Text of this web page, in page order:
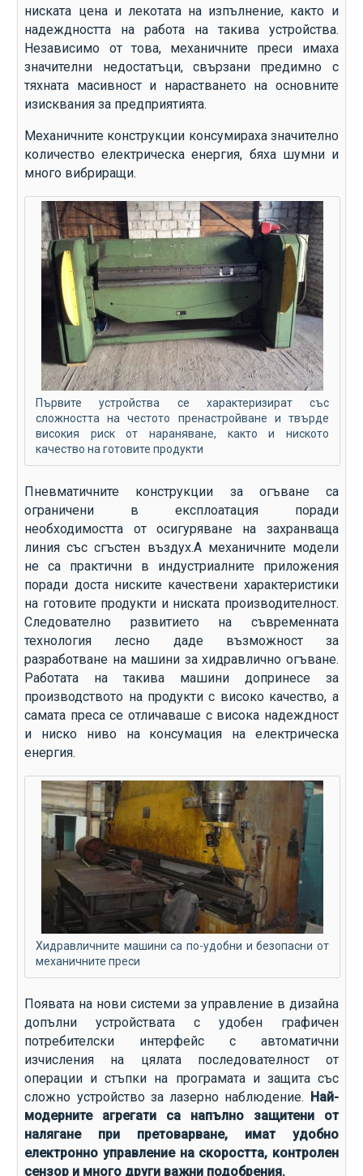
ниската цена и лекотата на изпълнение, както и
надеждността на работа на такива устройства.
Независимо от това, механичните преси имаха
значителни недостатъци, свързани предимно с
тяхната масивност и нарастването на основните
изисквания за предприятията.
Механичните конструкции консумираха значително
количество електрическа енергия, бяха шумни и
много вибриращи.
Първите устройства се характеризират със
сложността на честото пренастройване и твърде
високия риск от нараняване, както и ниското
качество на готовите продукти
Пневматичните конструкции за огъване са
ограничени в експлоатация поради
необходимостта от осигуряване на захранваща
линия със сгъстен въздух.А механичните модели
не са практични в индустриалните приложения
поради доста ниските качествени характеристики
на готовите продукти и ниската производителност.
Следователно развитието на съвременната
технология лесно даде възможност за
разработване на машини за хидравлично огъване.
Работата на такива машини допринесе за
производството на продукти с високо качество, а
самата преса се отличаваше с висока надеждност
и ниско ниво на консумация на електрическа
енергия.
Хидравличните машини са по-удобни и безопасни от
механичните преси
Появата на нови системи за управление в дизайна
допълни устройствата с удобен графичен
потребителски интерфейс с автоматични
изчисления на цялата последователност от
операции и стъпки на програмата и защита със
сложно устройство за лазерно наблюдение. Най-
модерните агрегати са напълно защитени от
налягане при претоварване, имат удобно
електронно управление на скоростта, контролен
сензор и много други важни подобрения.